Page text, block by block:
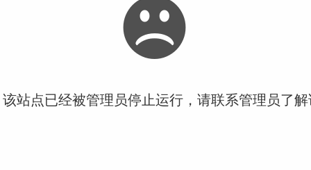
站点已经被管理员停止运行，请联系管理员了